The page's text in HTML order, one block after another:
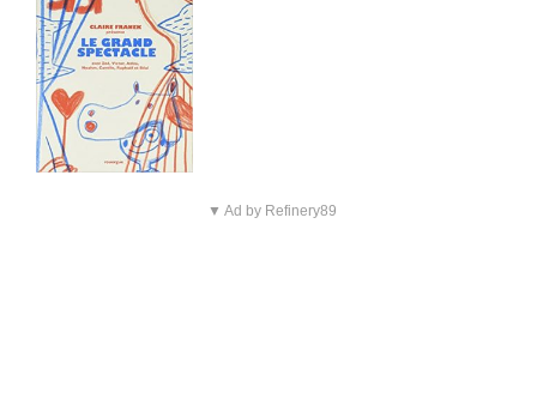
▼ Ad by Refinery89